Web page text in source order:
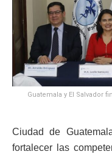
Guatemala y El Salvador
Ciudad de
fortalecer las